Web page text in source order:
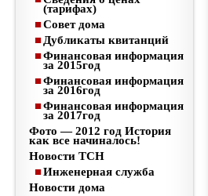
(тарифах)
Совет дома
Дубликаты квитанций
Финансовая информация
за 2015год
Финансовая информация
за 2016год
Финансовая информация
за 2017год
Фото — 2012 год История
как все начиналось!
Новости ТСН
Инженерная служба
Новости дома